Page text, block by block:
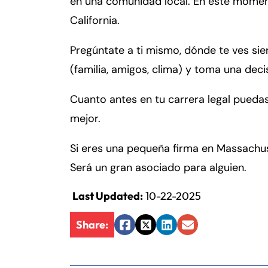
California.
Pregúntate a ti mismo, dónde te ves
(familia, amigos, clima) y toma una
Cuanto antes en tu carrera legal
mejor.
Si eres una pequeña firma en
Será un gran asociado para alguien.
Last Updated:10-22-2025
Share:
Facebook
TwitterLinkedIn
Email